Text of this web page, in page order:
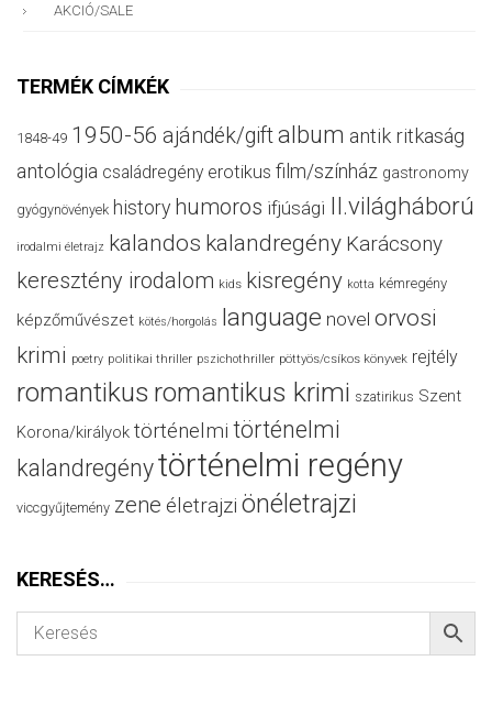
AKCIÓ/SALE
TERMÉK CÍMKÉK
1848-49 1950-56 ajándék/giftalbum antik ritkaság
antológia családregény erotikus film/színház gastronomy
gyógynövények history humoros ifjúsági II.világháború
irodalmi életrajz kalandos kalandregény Karácsony
keresztény irodalom kids kisregény kotta kémregény
képzőművészet kötés/horgolás language novel orvosi
krimi poetry politikai thriller pszichothriller pöttyös/csíkos könyvek rejtély
romantikus romantikus krimi szatirikus Szent
Korona/királyok történelmi történelmi
kalandregénytörténelmi regény
viccgyűjtemény zene életrajzi önéletrajzi
KERESÉS…